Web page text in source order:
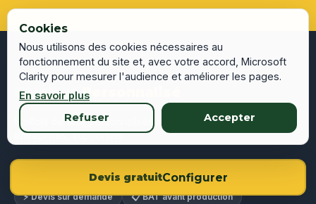
⚽MaillotPersonnalisé
Maillots de foot personnalisés sur devis. Clubs, EVG,
entreprises, supporters.
❤️ Par amour du maillot foot personnalisé en France,
Belgique, Suisse et Luxembourg
⚡ Devis sur demande 📋 BAT avant production
Devis gratuitConfigurer
Cookies
Nous utilisons des cookies nécessaires au
fonctionnement du site et, avec votre accord, Microsoft
Clarity pour mesurer l'audience et améliorer les pages.
En savoir plus
Refuser Accepter